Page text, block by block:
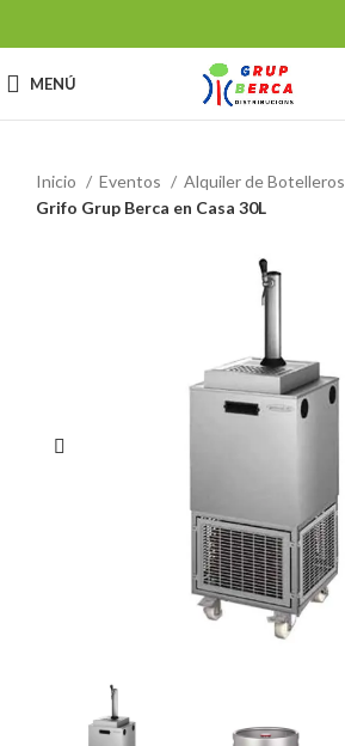
MENÚ
Inicio Eventos
Alquiler de Botelleros
Grifo Grup Berca en Casa 30L